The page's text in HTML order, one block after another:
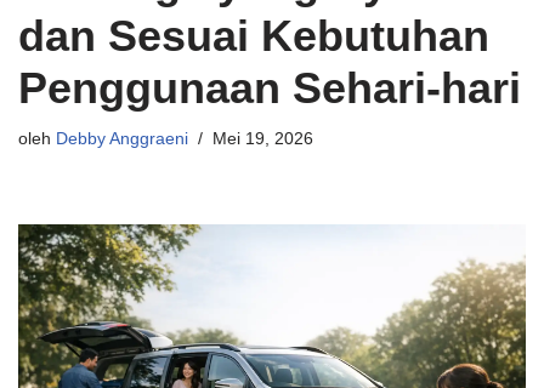
dan Sesuai Kebutuhan
Penggunaan Sehari-hari
oleh Debby Anggraeni Mei 19, 2026